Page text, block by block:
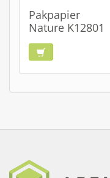
Pakpapier
Nature K12801